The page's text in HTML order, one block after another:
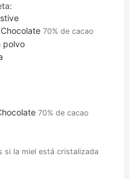
70% de cacao
polvo
70% de cacao
si la miel está cristalizada